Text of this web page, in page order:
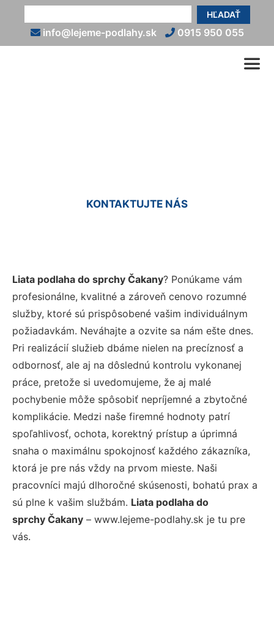
HĽADAŤ
info@lejeme-podlahy.sk 0915 950 055
KONTAKTUJTE NÁS
Liata podlaha do sprchy Čakany? Ponúkame vám
profesionálne, kvalitné a zároveň cenovo rozumné
služby, ktoré sú prispôsobené vašim individuálnym
požiadavkám. Neváhajte a ozvite sa nám ešte dnes.
Pri realizácií služieb dbáme nielen na precíznosť a
odbornosť, ale aj na dôslednú kontrolu vykonanej
práce, pretože si uvedomujeme, že aj malé
pochybenie môže spôsobiť nepríjemné a zbytočné
komplikácie. Medzi naše firemné hodnoty patrí
spoľahlivosť, ochota, korektný prístup a úprimná
snaha o maximálnu spokojnosť každého zákazníka,
ktorá je pre nás vždy na prvom mieste. Naši
pracovníci majú dlhoročné skúsenosti, bohatú prax a
sú plne k vašim službám. Liata podlaha do
sprchy Čakany – www.lejeme-podlahy.sk je tu pre
vás.